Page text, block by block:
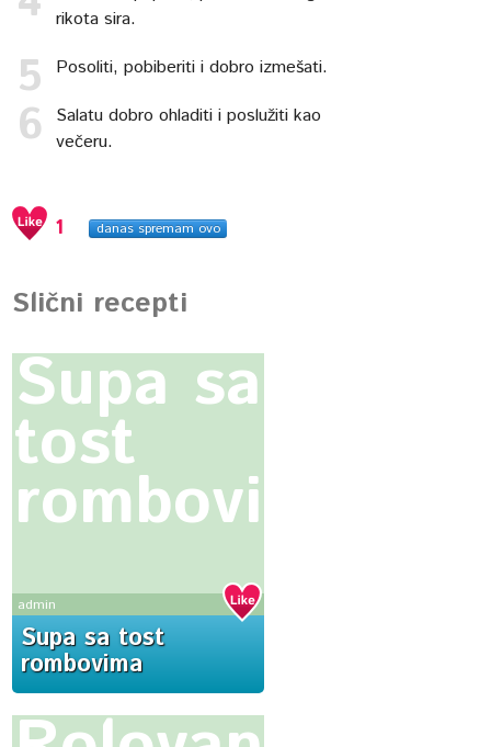
rikota sira.
Posoliti, pobiberiti i dobro izmešati.
Salatu dobro ohladiti i poslužiti kao
večeru.
1 danas spremam ovo
Slični recepti
Supa sa
tost
rombovima
admin
Supa sa tost
rombovima